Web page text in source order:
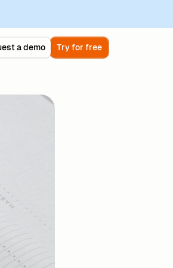
a demo Try for free